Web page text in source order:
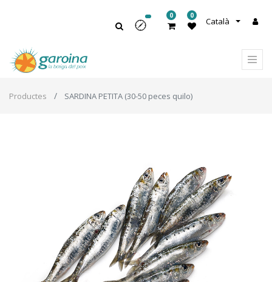
Català
0 0
Productes SARDINA PETITA (30-50 peces quilo)